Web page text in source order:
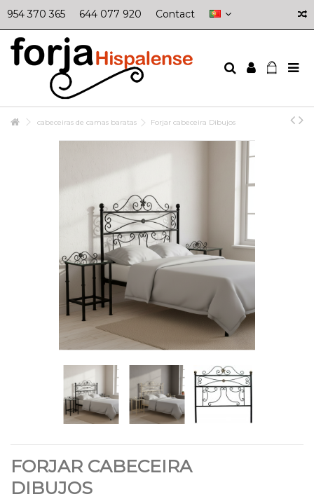
954 370 365 644 077 920 Contact
cabeceiras de camas baratas Forjar cabeceira Dibujos
FORJAR CABECEIRA
DIBUJOS